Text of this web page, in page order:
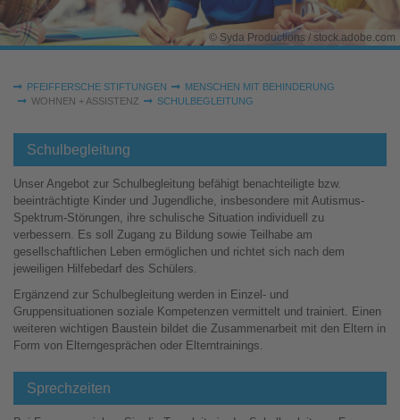
© Syda Productions / stock.adobe.com
Sie sind hier:
PFEIFFERSCHE STIFTUNGEN
MENSCHEN MIT BEHINDERUNG
WOHNEN + ASSISTENZ
SCHULBEGLEITUNG
Schulbegleitung
Unser Angebot zur Schulbegleitung befähigt benachteiligte bzw.
beeinträchtigte Kinder und Jugendliche, insbesondere mit Autismus-
Spektrum-Störungen, ihre schulische Situation individuell zu
verbessern. Es soll Zugang zu Bildung sowie Teilhabe am
gesellschaftlichen Leben ermöglichen und richtet sich nach dem
jeweiligen Hilfebedarf des Schülers.
Ergänzend zur Schulbegleitung werden in Einzel- und
Gruppensituationen soziale Kompetenzen vermittelt und trainiert. Einen
weiteren wichtigen Baustein bildet die Zusammenarbeit mit den Eltern in
Form von Elterngesprächen oder Elterntrainings.
Sprechzeiten